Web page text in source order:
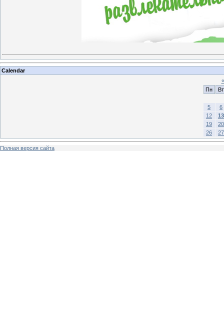
Calendar
«
Пн
Вт
5
6
12
13
19
20
26
27
Полная версия сайта